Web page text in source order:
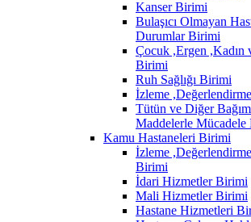
Kanser Birimi
Bulaşıcı Olmayan
Durumlar Birimi
Çocuk ,Ergen ,Kadın
Birimi
Ruh Sağlığı Birimi
İzleme
Tütün ve Diğer
Maddelerle Mücadele
Kamu Hastaneleri Birimi
İzleme
Birimi
İdari Hizmetler Birimi
Mali Hizmetler Birimi
Hastane Hizmetleri